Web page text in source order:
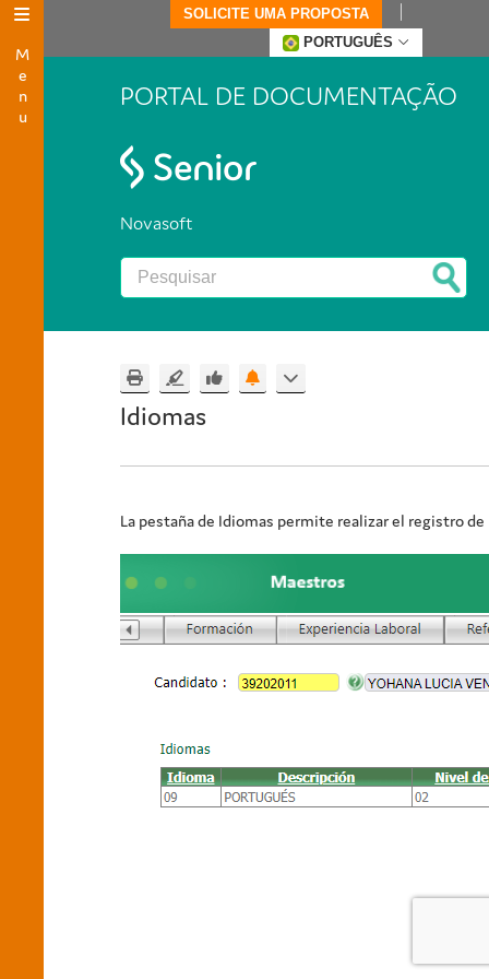
Menu
SOLICITE UMA PROPOSTA
PORTUGUÊS
PORTAL DE DOCUMENTAÇÃO
Novasoft
Idiomas
La pestaña de Idiomas permite realizar el registro